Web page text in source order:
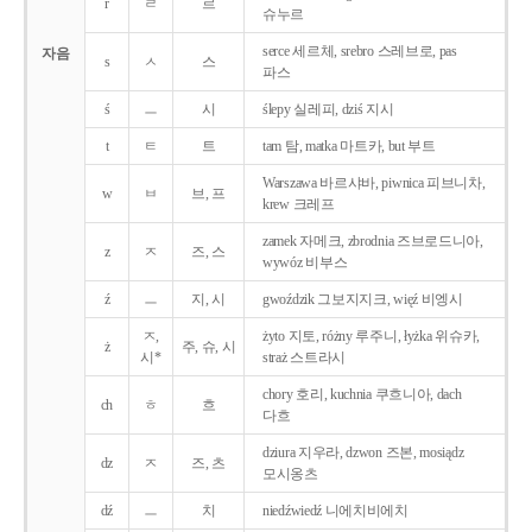
자음
r ㄹ 르
슈누르
s ㅅ 스
serce 세르체, srebro 스레브로, pas
파스
ś ㅡ 시 ślepy 실레피, dziś 지시
t ㅌ 트 tam 탐, matka 마트카, but 부트
w ㅂ 브, 프
Warszawa 바르샤바, piwnica 피브니차,
krew 크레프
z ㅈ 즈, 스
zamek 자메크, zbrodnia 즈브로드니아,
wywóz 비부스
ź ㅡ 지, 시 gwoździk 그보지지크, więź 비엥시
ż
ㅈ,
시*
주, 슈, 시
żyto 지토, różny 루주니, łyżka 위슈카,
straż 스트라시
ch ㅎ 흐
chory 호리, kuchnia 쿠흐니아, dach
다흐
dz ㅈ 즈, 츠
dziura 지우라, dzwon 즈본, mosiądz
모시옹츠
dź ㅡ 치 niedźwiedź 니에치비에치